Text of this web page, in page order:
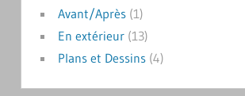
Avant/Après(1)
En extérieur(13)
Plans et Dessins(4)